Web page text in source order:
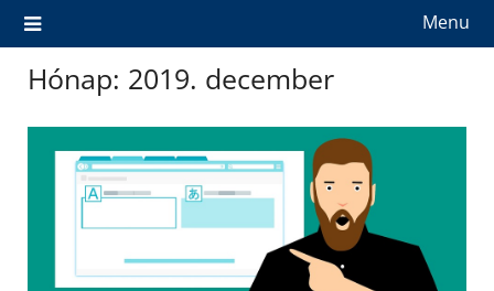
Menu
Hónap: 2019. december